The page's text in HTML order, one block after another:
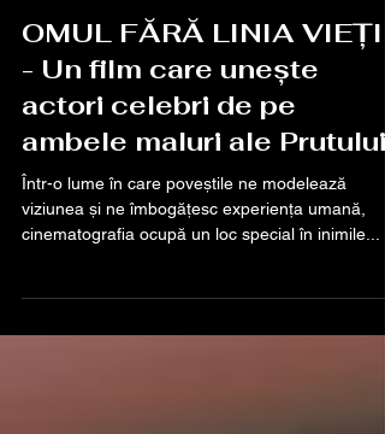
Mar 1, 2024
2 min read
OMUL FĂRĂ LINIA VIEȚII
- Un film care unește
actori celebri de pe
ambele maluri ale Prutului
Într-o lume în care poveștile ne modelează